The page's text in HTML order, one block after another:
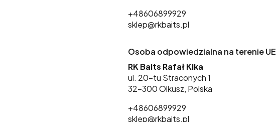
+48606899929
sklep@rkbaits.pl
Osoba odpowiedzialna na terenie UE
RK Baits Rafał Kika
ul. 20-tu Straconych 1
32-300 Olkusz, Polska
+48606899929
sklep@rkbaits.pl